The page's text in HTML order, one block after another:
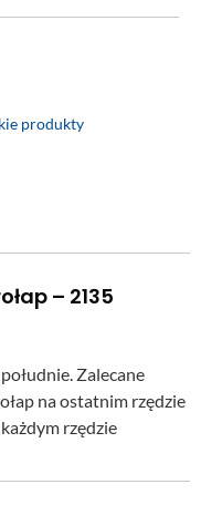
produkty
– 2135
Zalecane
na ostatnim rzędzie
rzędzie